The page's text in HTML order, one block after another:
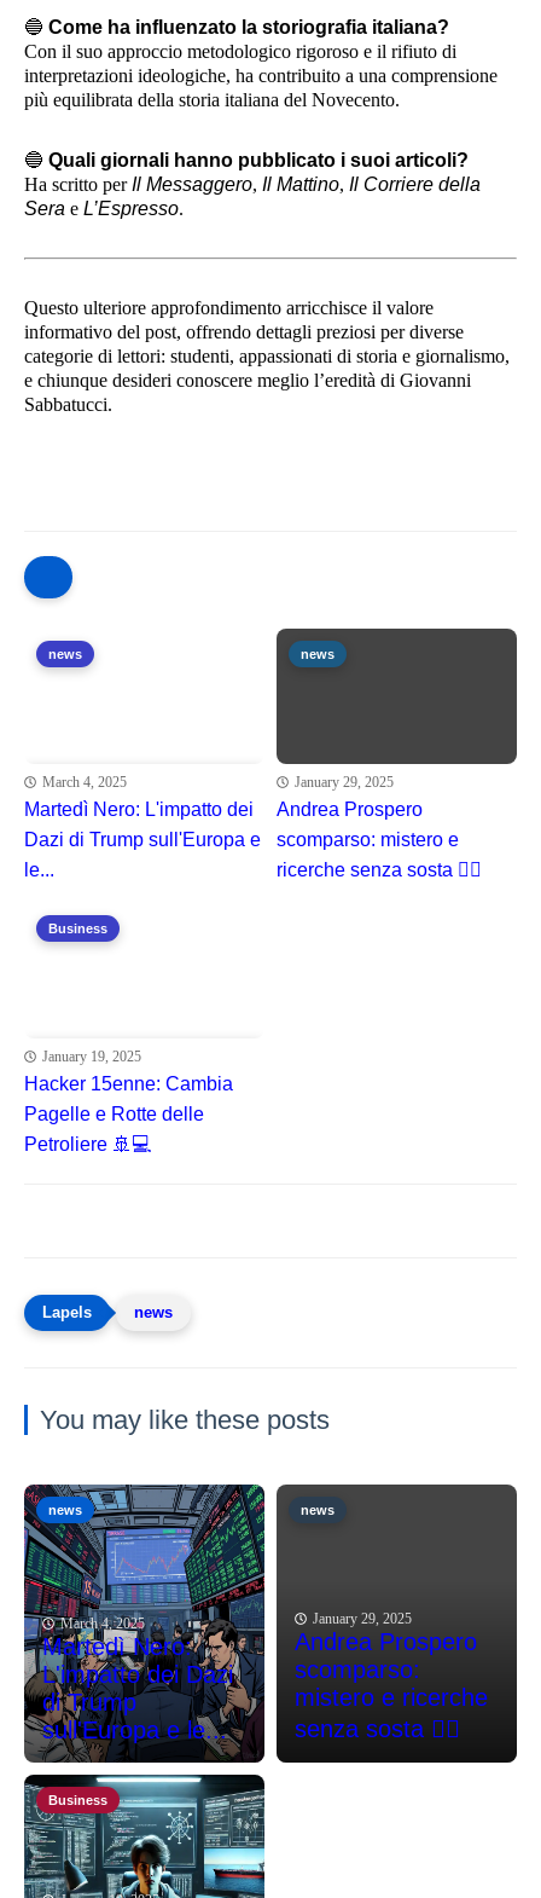
🔵 Come ha influenzato la storiografia italiana?
Con il suo approccio metodologico rigoroso e il rifiuto di
interpretazioni ideologiche, ha contribuito a una comprensione
più equilibrata della storia italiana del Novecento.
🔵 Quali giornali hanno pubblicato i suoi articoli?
Ha scritto perIl Messaggero, Il Mattino, Il Corriere della
Sera e L’Espresso.
Questo ulteriore approfondimento arricchisce il valore
informativo del post, offrendo dettagli preziosi per diverse
categorie di lettori: studenti, appassionati di storia e giornalismo,
e chiunque desideri conoscere meglio l’eredità di Giovanni
Sabbatucci.
news
March 4, 2025
Martedì Nero: L'impatto dei
Dazi di Trump sull'Europa e
le...
news
January 29, 2025
Andrea Prospero
scomparso: mistero e
ricerche senza sosta 🕵️‍♂️
Business
January 19, 2025
Hacker 15enne: Cambia
Pagelle e Rotte delle
Petroliere 🚢💻
news
You may like these posts
news
March 4, 2025
Martedì Nero:
L'impatto dei Dazi
di Trump
sull'Europa e le...
news
January 29, 2025
Andrea Prospero
scomparso:
mistero e ricerche
senza sosta 🕵️‍♂️
Business